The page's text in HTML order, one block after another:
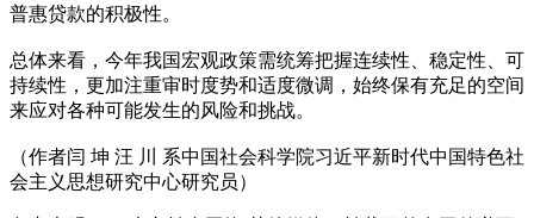
普惠贷款的积极性。
总体来看，今年我国宏观政策需统筹把握连续性、稳定性、可
持续性，更加注重审时度势和适度微调，始终保有充足的空间
来应对各种可能发生的风险和挑战。
（作者闫 坤 汪 川 系中国社会科学院习近平新时代中国特色社
会主义思想研究中心研究员）